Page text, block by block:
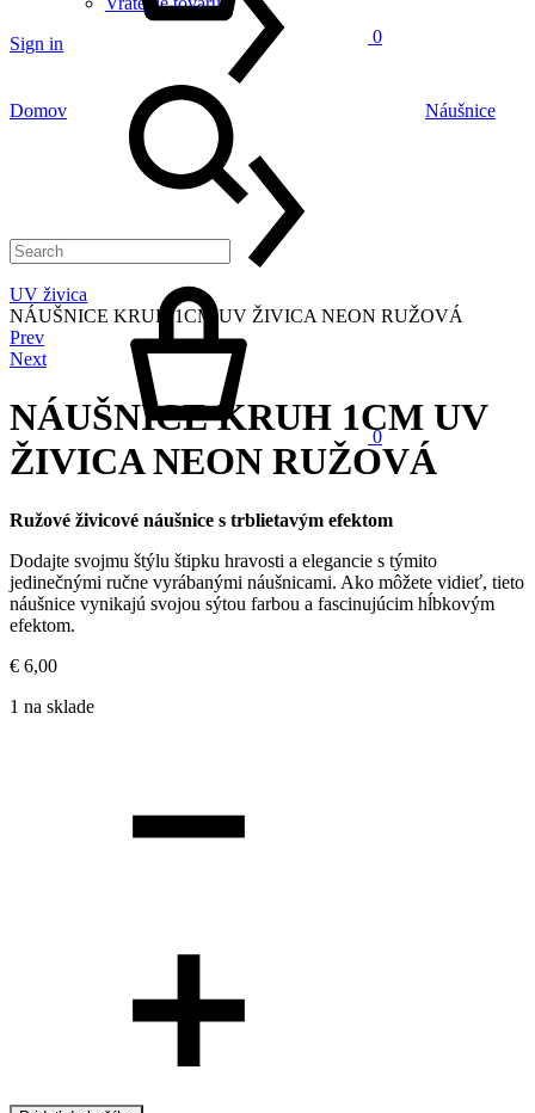
Sign in
0
Menu
0
Domov Náušnice
UV živica
NÁUŠNICE KRUH 1CM UV ŽIVICA NEON RUŽOVÁ
Product
navigation
Prev
Next
NÁUŠNICE KRUH 1CM UV
ŽIVICA NEON RUŽOVÁ
Ružové živicové náušnice s trblietavým efektom
Dodajte svojmu štýlu štipku hravosti a elegancie s týmito
jedinečnými ručne vyrábanými náušnicami. Ako môžete vidieť, tieto
náušnice vynikajú svojou sýtou farbou a fascinujúcim hĺbkovým
efektom.
€ 6,00
1 na sklade